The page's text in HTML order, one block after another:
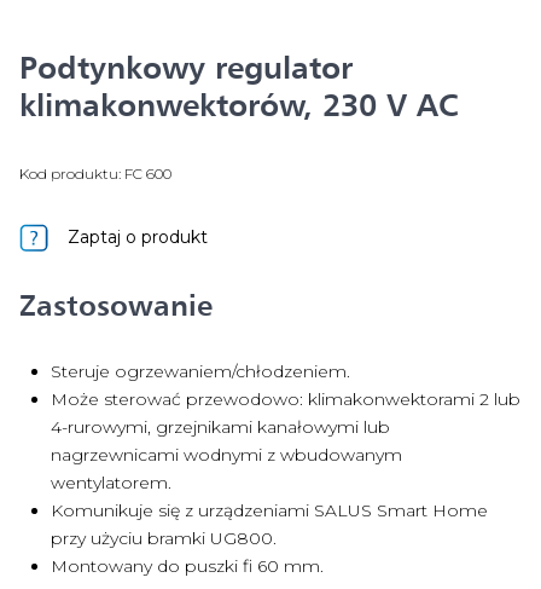
Podtynkowy regulator
klimakonwektorów, 230 V AC
Kod produktu: FC 600
Zaptaj o produkt
Zastosowanie
Steruje ogrzewaniem/chłodzeniem.
Może sterować przewodowo: klimakonwektorami 2 lub
4-rurowymi, grzejnikami kanałowymi lub
nagrzewnicami wodnymi z wbudowanym
wentylatorem.
Komunikuje się z urządzeniami SALUS Smart Home
przy użyciu bramki UG800.
Montowany do puszki fi 60 mm.